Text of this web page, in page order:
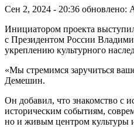
Сен 2, 2024 - 20:36 обновлено:
Инициатором проекта
с Президентом России
укреплению культурного
«Мы стремимся заручиться
Демешин.
Он добавил, что знакомство с
историческим событиям,
но и живым центром культуры